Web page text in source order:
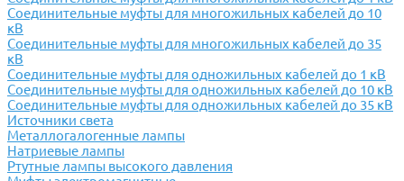
Соединительные муфты для многожильных кабелей до 10
кВ
Соединительные муфты для многожильных кабелей до 35
кВ
Соединительные муфты для одножильных кабелей до 1 кВ
Соединительные муфты для одножильных кабелей до 10 кВ
Соединительные муфты для одножильных кабелей до 35 кВ
Источники света
Металлогалогенные лампы
Натриевые лампы
Ртутные лампы высокого давления